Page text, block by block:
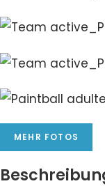
MEHR FOTOS